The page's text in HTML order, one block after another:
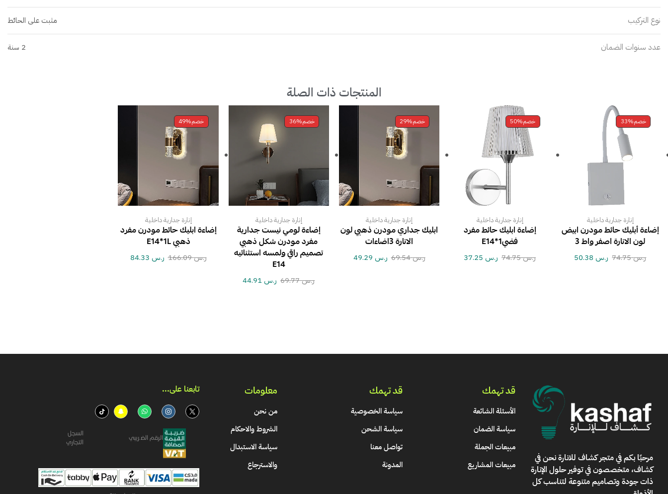
نوع التركيب مثبت على الحائط
عدد سنوات الضمان 2 سنة
المنتجات ذات الصلة
خصم33%
إنارة جدارية داخلية
إضاءة أبليك حائط مودرن ابيض
لون الانارة اصفر واط 3
ر.س74.75 ر.س
خصم50%
إنارة جدارية داخلية
إضاءة ابليك حائط مفرد
فضي1*E14
ر.س74.75 ر.س
خصم29%
إنارة جدارية داخلية
ابليك جداري مودرن ذهبي لون
الانارة 3اضاءات
ر.س69.54 ر.س
خصم36%
إنارة جدارية داخلية
إضاءة لومي نيست جدارية
مفرد مودرن شكل ذهبي
تصميم راقي ولمسه استثنائيه
E14
ر.س69.77 ر.س
خصم49%
إنارة جدارية داخلية
إضاءة ابليك حائط مودرن مفرد
ذهبي E14*1L
ر.س166.09 ر.س
مرحبًا بكم فيمتجر كشاف للانارةنحن في
كشاف، متخصصون في توفير حلول الإنارة
ذات جودة وتصاميم متنوعة لتناسب كل
قد تهمك
الأسئلة الشائعة
سياسة الضمان
مبيعات الجملة
مبيعات المشاريع
قد تهمك
سياسة الخصوصية
سياسة الشحن
تواصل معنا
المدونة
معلومات
من نحن
الشروط والاحكام
سياسة الاستبدال
والاسترجاع
تابعنا على...​
الرقم الضريبي
السجل
التجاري